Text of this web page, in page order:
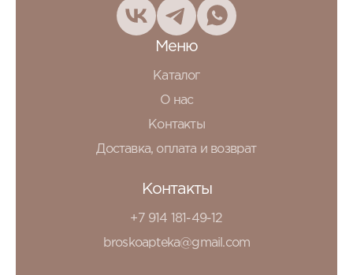
Меню
Каталог
О нас
Контакты
Доставка, оплата и возврат
Контакты
+7 914 181-49-12
broskoapteka@gmail.com